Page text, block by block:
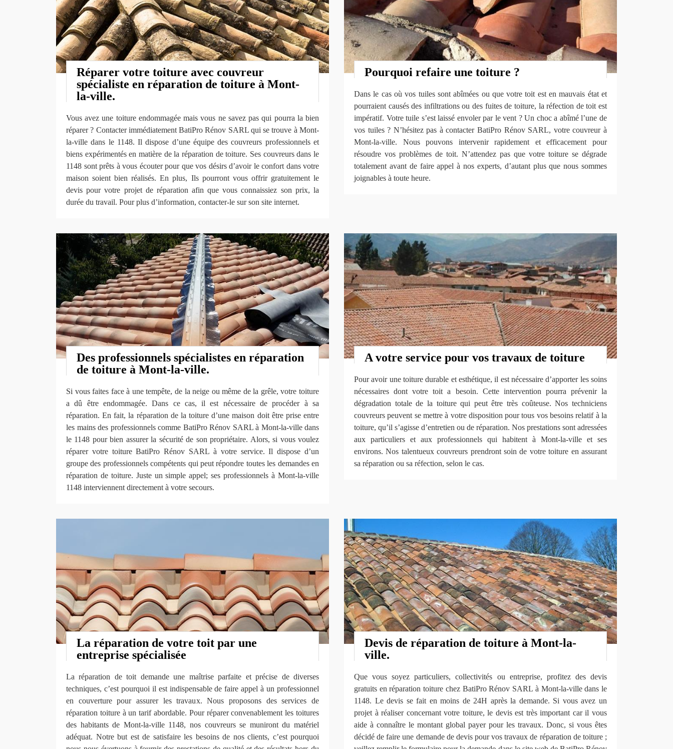
Réparer votre toiture avec couvreur
spécialiste en réparation de toiture à Mont-
la-ville.
Vous avez une toiture endommagée mais vous ne savez pas qui pourra la bien
réparer ? Contacter immédiatement BatiPro Rénov SARL qui se trouve à Mont-
la-ville dans le 1148. Il dispose d’une équipe des couvreurs professionnels et
biens expérimentés en matière de la réparation de toiture. Ses couvreurs dans le
1148 sont prêts à vous écouter pour que vos désirs d’avoir le confort dans votre
maison soient bien réalisés. En plus, Ils pourront vous offrir gratuitement le
devis pour votre projet de réparation afin que vous connaissiez son prix, la
durée du travail. Pour plus d’information, contacter-le sur son site internet.
Pourquoi refaire une toiture ?
Dans le cas où vos tuiles sont abîmées ou que votre toit est en mauvais état et
pourraient causés des infiltrations ou des fuites de toiture, la réfection de toit est
impératif. Votre tuile s’est laissé envoler par le vent ? Un choc a abîmé l’une de
vos tuiles ? N’hésitez pas à contacter BatiPro Rénov SARL, votre couvreur à
Mont-la-ville. Nous pouvons intervenir rapidement et efficacement pour
résoudre vos problèmes de toit. N’attendez pas que votre toiture se dégrade
totalement avant de faire appel à nos experts, d’autant plus que nous sommes
joignables à toute heure.
Des professionnels spécialistes en réparation
de toiture à Mont-la-ville.
Si vous faites face à une tempête, de la neige ou même de la grêle, votre toiture
a dû être endommagée. Dans ce cas, il est nécessaire de procéder à sa
réparation. En fait, la réparation de la toiture d’une maison doit être prise entre
les mains des professionnels comme BatiPro Rénov SARL à Mont-la-ville dans
le 1148 pour bien assurer la sécurité de son propriétaire. Alors, si vous voulez
réparer votre toiture BatiPro Rénov SARL à votre service. Il dispose d’un
groupe des professionnels compétents qui peut répondre toutes les demandes en
réparation de toiture. Juste un simple appel; ses professionnels à Mont-la-ville
1148 interviennent directement à votre secours.
A votre service pour vos travaux de toiture
Pour avoir une toiture durable et esthétique, il est nécessaire d’apporter les soins
nécessaires dont votre toit a besoin. Cette intervention pourra prévenir la
dégradation totale de la toiture qui peut être très coûteuse. Nos techniciens
couvreurs peuvent se mettre à votre disposition pour tous vos besoins relatif à la
toiture, qu’il s’agisse d’entretien ou de réparation. Nos prestations sont adressées
aux particuliers et aux professionnels qui habitent à Mont-la-ville et ses
environs. Nos talentueux couvreurs prendront soin de votre toiture en assurant
sa réparation ou sa réfection, selon le cas.
La réparation de votre toit par une
entreprise spécialisée
La réparation de toit demande une maîtrise parfaite et précise de diverses
techniques, c’est pourquoi il est indispensable de faire appel à un professionnel
en couverture pour assurer les travaux. Nous proposons des services de
réparation toiture à un tarif abordable. Pour réparer convenablement les toitures
des habitants de Mont-la-ville 1148, nos couvreurs se muniront du matériel
adéquat. Notre but est de satisfaire les besoins de nos clients, c’est pourquoi
Devis de réparation de toiture à Mont-la-
ville.
Que vous soyez particuliers, collectivités ou entreprise, profitez des devis
gratuits en réparation toiture chez BatiPro Rénov SARL à Mont-la-ville dans le
1148. Le devis se fait en moins de 24H après la demande. Si vous avez un
projet à réaliser concernant votre toiture, le devis est très important car il vous
aide à connaître le montant global payer pour les travaux. Donc, si vous êtes
décidé de faire une demande de devis pour vos travaux de réparation de toiture ;